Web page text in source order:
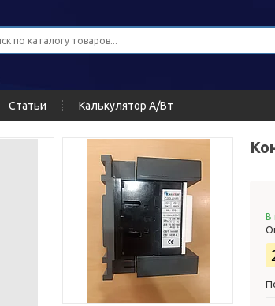
Статьи Калькулятор А/Вт
В